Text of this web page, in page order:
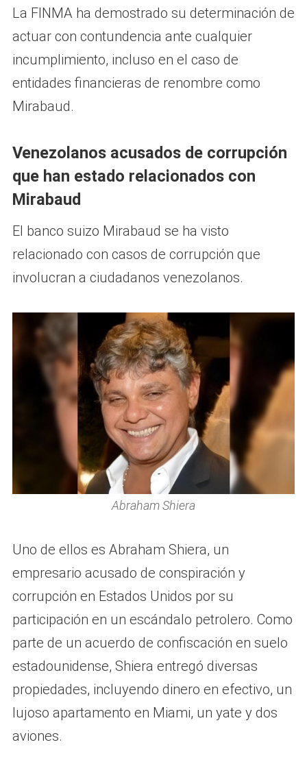
La FINMA ha demostrado su determinación de
actuar con contundencia ante cualquier
incumplimiento, incluso en el caso de
entidades financieras de renombre como
Mirabaud.
Venezolanos acusados de corrupción
que han estado relacionados con
Mirabaud
El banco suizo Mirabaud se ha visto
relacionado con casos de corrupción que
involucran a ciudadanos venezolanos.
Abraham Shiera
Uno de ellos es Abraham Shiera, un
empresario acusado de conspiración y
corrupción en Estados Unidos por su
participación en un escándalo petrolero. Como
parte de un acuerdo de confiscación en suelo
estadounidense, Shiera entregó diversas
propiedades, incluyendo dinero en efectivo, un
lujoso apartamento en Miami, un yate y dos
aviones.